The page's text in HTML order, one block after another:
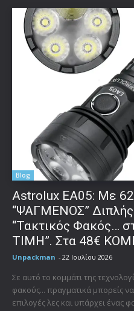
Blog
Astrolux ΕΑ05: Με
“ΨΑΓΜΕΝΟΣ”
“Τακτικός Φακός…
ΤΙΜΗ”. Στα 48€
Unpackman - 22 Ιουλίου 2026
Σε αυτό το κομμάτι της
φακούς... πραγματικά μπορείς
επιλογές λες και υπάρχει ένας